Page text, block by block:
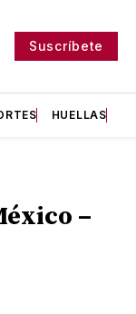
Suscríbete
HUELLAS
–